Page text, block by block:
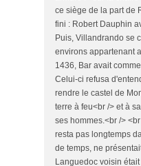
ce siège de la part de
fini : Robert Dauphin
Puis, Villandrando se
environs appartenant
1436, Bar avait
Celui-ci refusa
rendre le castel de
terre à feu<br /> et à
ses hommes.<br />
resta pas longtemps
de temps, ne
Languedoc voisin